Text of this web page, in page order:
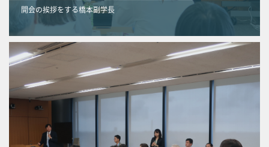
開会の挨拶をする橋本副学長